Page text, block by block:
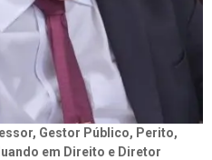
Gestor Público, Perito,
em Direito e Diretor